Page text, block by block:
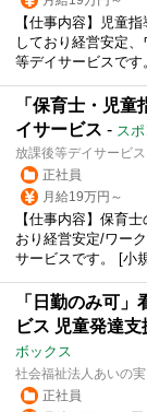
【仕事内容】児童
しており経営安定
等デイサービスです
「保育士・児
イサービス - ス
放課後等デイサービ
正社員
月給19万円～
【仕事内容】保育
おり経営安定/ワー
サービスです。 [小
「日勤のみ可
ビス 児童発達
ボックス
社会福祉法人あいの
正社員